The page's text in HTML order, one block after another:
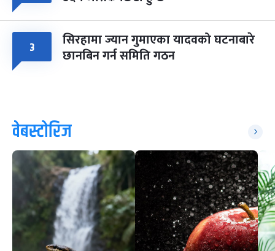
३ सिरहामा ज्यान गुमाएका यादवको घटनाबारे
छानबिन गर्न समिति गठन
वेबस्टोरिज